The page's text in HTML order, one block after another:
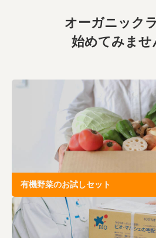
オーガニック
始めてみませ
有機野菜のお試しセット